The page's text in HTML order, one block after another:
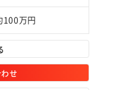
100万円
せ